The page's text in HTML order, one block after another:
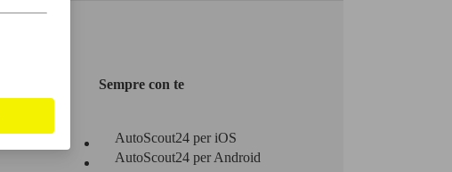
Sempre con te
AutoScout24 per iOS
AutoScout24 per Android